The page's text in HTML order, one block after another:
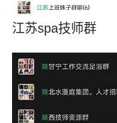
江苏spa技师群